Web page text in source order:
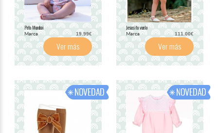
Peto Mumbai
Marca 19.99€
Ver más
Jesusito vuelo
Marca 111.00€
Ver más